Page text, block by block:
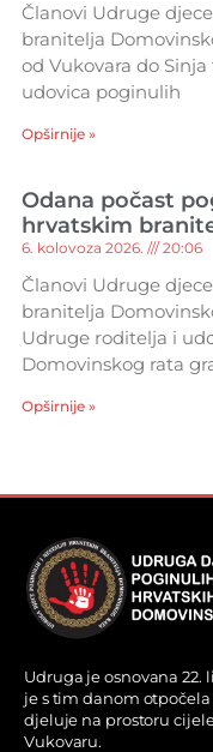
Članovi Udruge
branitelja
od Vukovara do
udovica poginulih
Opširnije »
Odana počast
hrvatskim
6. kolovoza 2026. 20:06
Članovi Udruge
branitelja
Udruge roditelja i
Domovinskog rata
Opširnije »
Udruga je osnovana 22.
je s tim danom
djeluje na prostoru
Vukovaru.